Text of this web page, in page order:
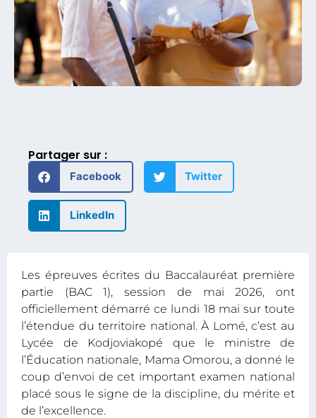
Partager sur :
Facebook Twitter
LinkedIn
Les épreuves écrites du Baccalauréat première
partie (BAC 1), session de mai 2026, ont
officiellement démarré ce lundi 18 mai sur toute
l’étendue du territoire national. À Lomé, c’est au
Lycée de Kodjoviakopé que le ministre de
l’Éducation nationale, Mama Omorou, a donné le
coup d’envoi de cet important examen national
placé sous le signe de la discipline, du mérite et
de l’excellence.